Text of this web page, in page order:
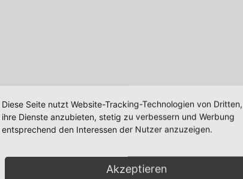
Sulzbach im Hunsrück
Diese Seite nutzt Website-Tracking-Technologien von
ihre Dienste anzubieten, stetig zu verbessern und Werbung
entsprechend den Interessen der Nutzer anzuzeigen.
Akzeptieren